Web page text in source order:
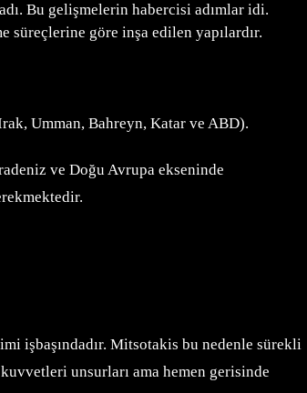
Bu gelişmelerin habercisi adımlar idi.
süreçlerine göre inşa edilen yapılardır.
Umman, Bahreyn, Katar ve ABD).
ve Doğu Avrupa ekseninde
işbaşındadır. Mitsotakis bu nedenle sürekli
unsurları ama hemen gerisinde